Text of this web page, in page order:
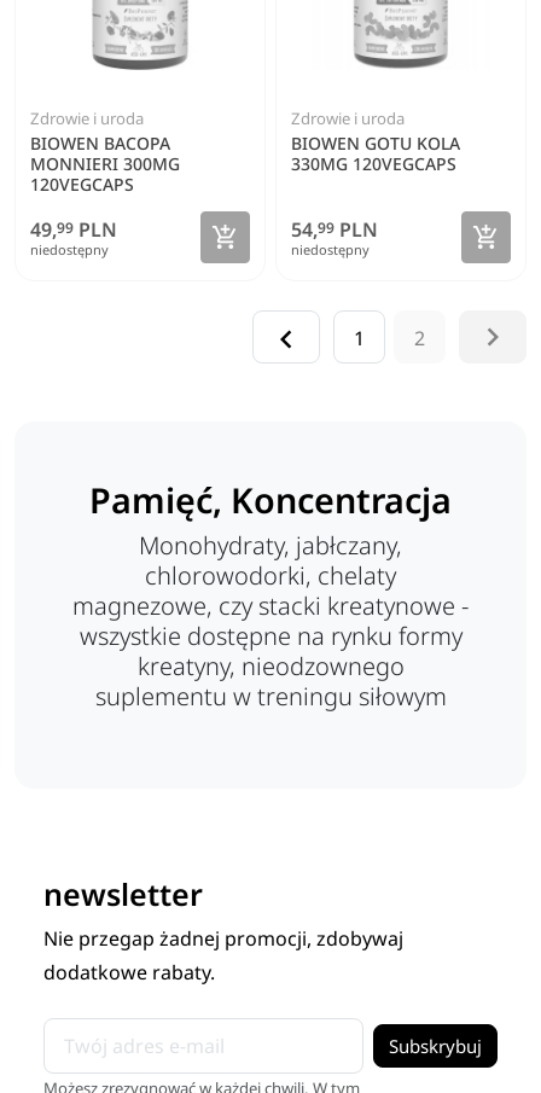
Zdrowie i uroda
BIOWEN BACOPA
MONNIERI 300MG
120VEGCAPS
49,99 PLN
niedostępny  Zobacz szczegóły
Zdrowie i uroda
BIOWEN GOTU KOLA
330MG 120VEGCAPS
54,99 PLN
niedostępny 
 1 2 
Pamięć, Koncentracja
Monohydraty, jabłczany,
chlorowodorki, chelaty
magnezowe, czy stacki kreatynowe -
wszystkie dostępne na rynku formy
kreatyny, nieodzownego
suplementu w treningu siłowym
newsletter
Nie przegap żadnej promocji, zdobywaj
dodatkowe rabaty.
Możesz zrezygnować w każdej chwili. W tym